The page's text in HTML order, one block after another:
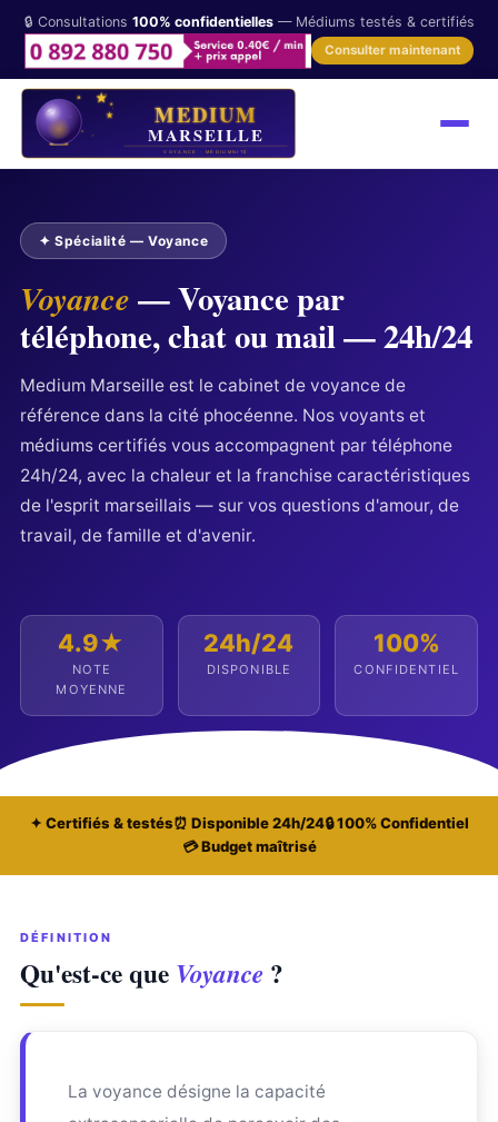
🔒 Consultations 100% confidentielles— Médiums testés & certifiés
Consulter maintenant
✦ Spécialité — Voyance
Voyance — Voyance par
téléphone, chat ou mail — 24h/24
Medium Marseille est le cabinet de voyance de
référence dans la cité phocéenne. Nos voyants et
médiums certifiés vous accompagnent par téléphone
24h/24, avec la chaleur et la franchise caractéristiques
de l'esprit marseillais — sur vos questions d'amour, de
travail, de famille et d'avenir.
4.9★
NOTE
MOYENNE
24h/24
DISPONIBLE
100%
CONFIDENTIEL
✦ Certifiés & testés⏰ Disponible 24h/24🔒 100% Confidentiel
💳 Budget maîtrisé
DÉFINITION
Qu'est-ce que Voyance ?
La voyance désigne la capacité